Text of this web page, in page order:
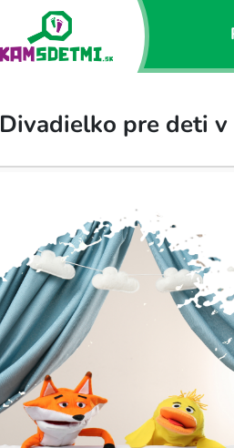
Divadielko pre deti